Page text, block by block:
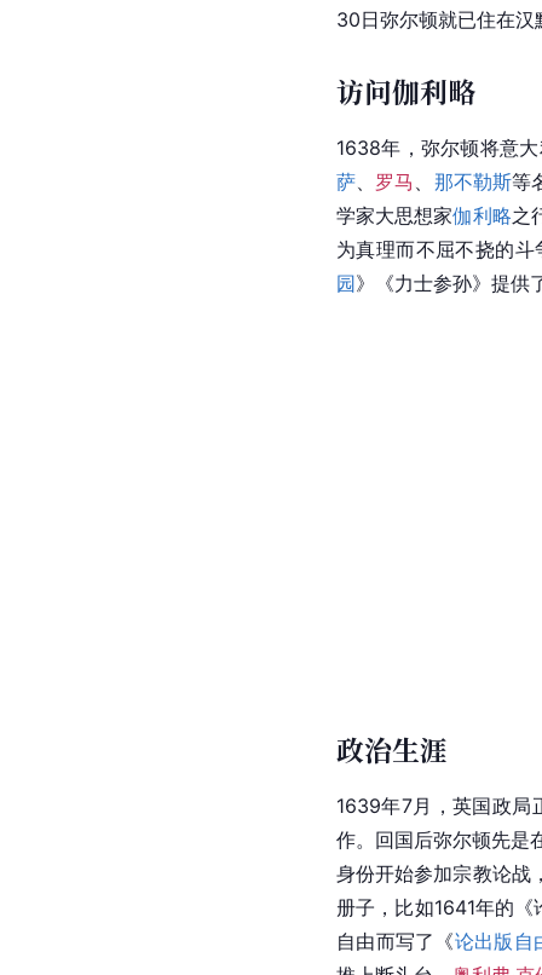
30日弥尔顿就已住在汉
访问伽利略
1638年， 弥尔顿将意
萨、 罗马 、 那不勒斯等
学家大思想家伽利略之
为真理而不屈不挠的
园》《力士参孙》提供
政治生涯
1639年7月，英国政局
作。回国后弥尔顿先是
身份开始参加宗教论战
册子，比如1641年的
自由而写了《论出版自